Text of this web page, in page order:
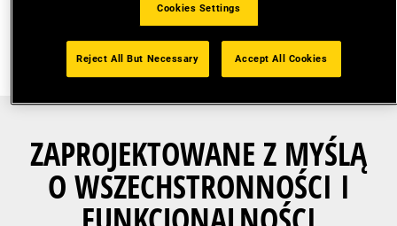
ZAPROJEKTOWANE Z MYŚLĄ
O WSZECHSTRONNOŚCI I
Cookies Settings
Reject All But Necessary Accept All Cookies